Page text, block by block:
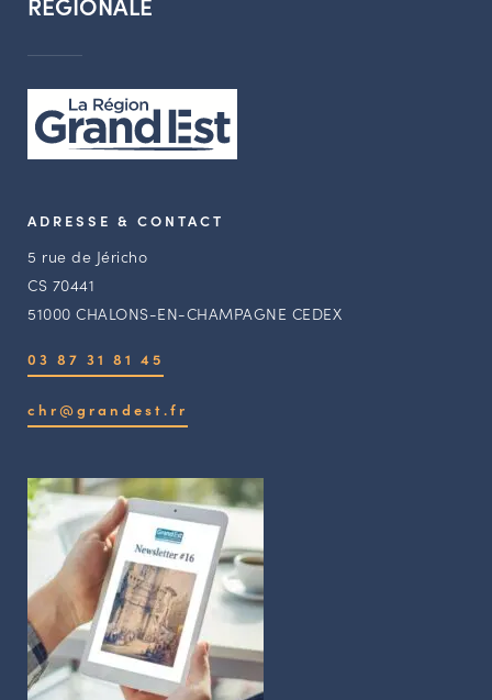
ADRESSE & CONTACT
5 rue de Jéricho
CS 70441
51000 CHALONS-EN-CHAMPAGNE CEDEX
03 87 31 81 45
chr@grandest.fr